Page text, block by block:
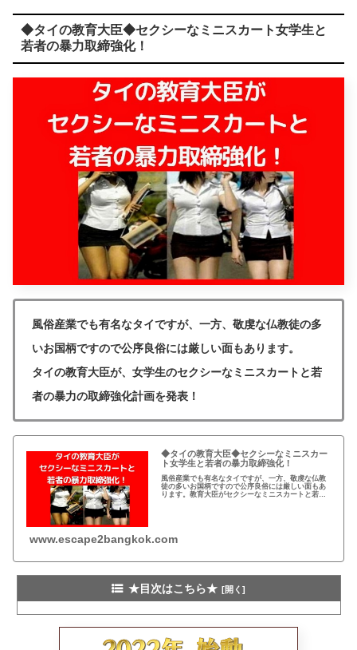
◆タイの教育大臣◆セクシーなミニスカート女学生と
若者の暴力取締強化！
風俗産業でも有名なタイですが、一方、敬虔な仏教徒の多
いお国柄ですので公序良俗には厳しい面もあります。
タイの教育大臣が、女学生のセクシーなミニスカートと若
者の暴力の取締強化計画を発表！
◆タイの教育大臣◆セクシーなミニスカー
ト女学生と若者の暴力取締強化！
風俗産業でも有名なタイですが、一方、敬虔な仏教
徒の多いお国柄ですので公序良俗には厳しい面もあ
ります。教育大臣がセクシーなミニスカートと若者
www.escape2bangkok.com
★目次はこちら★